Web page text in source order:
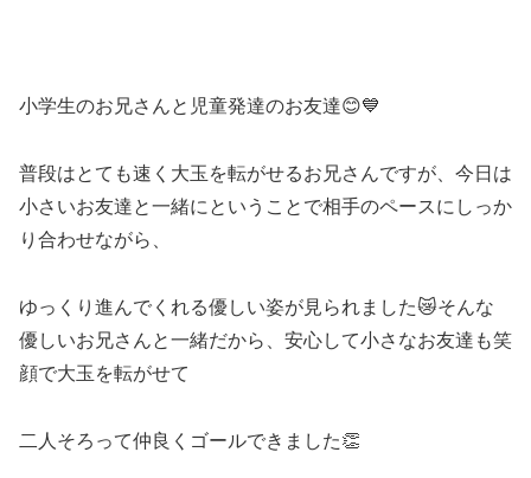
小学生のお兄さんと児童発達のお友達😊💙
普段はとても速く大玉を転がせるお兄さんですが、今日は
小さいお友達と一緒にということで相手のペースにしっか
り合わせながら、
ゆっくり進んでくれる優しい姿が見られました😿そんな
優しいお兄さんと一緒だから、安心して小さなお友達も笑
顔で大玉を転がせて
二人そろって仲良くゴールできました👏